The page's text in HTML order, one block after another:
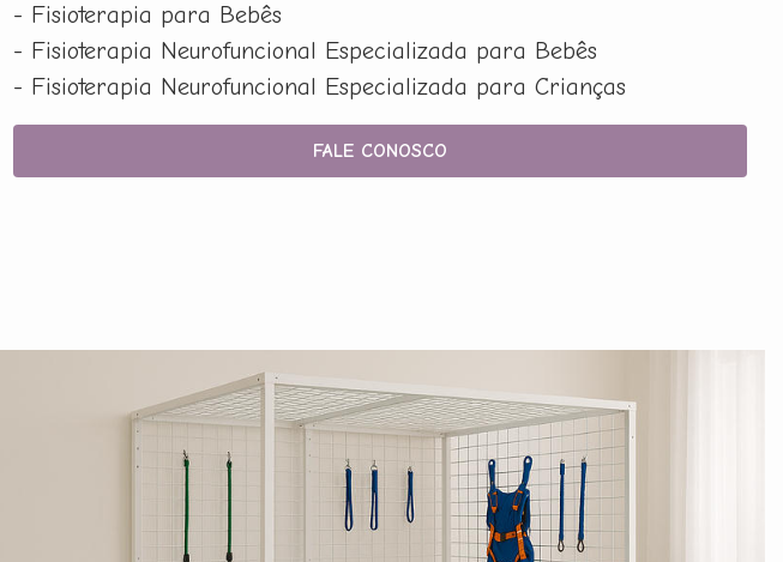
- Fisioterapia para Bebês
- Fisioterapia Neurofuncional Especializada para Bebês
- Fisioterapia Neurofuncional Especializada para Crianças
FALE CONOSCO